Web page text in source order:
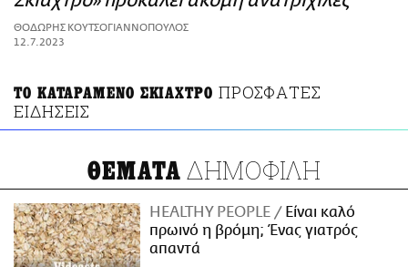
ΑΜΠΑ
PRINT
ΘΟΔΩΡΗΣ ΚΟΥΤΣΟΓΙΑΝΝΟΠΟΥΛΟΣ
12.7.2023
ΤΟ ΚΑΤΑΡΑΜΕΝΟ ΣΚΙΑΧΤΡΟ ΠΡΟΣΦΑΤΕΣ
ΕΙΔΗΣΕΙΣ
ΘΕΜΑΤΑ ΔΗΜΟΦΙΛΗ
HEALTHY PEOPLE
Είναι καλό
πρωινό η βρόμη; Ένας γιατρός
απαντά